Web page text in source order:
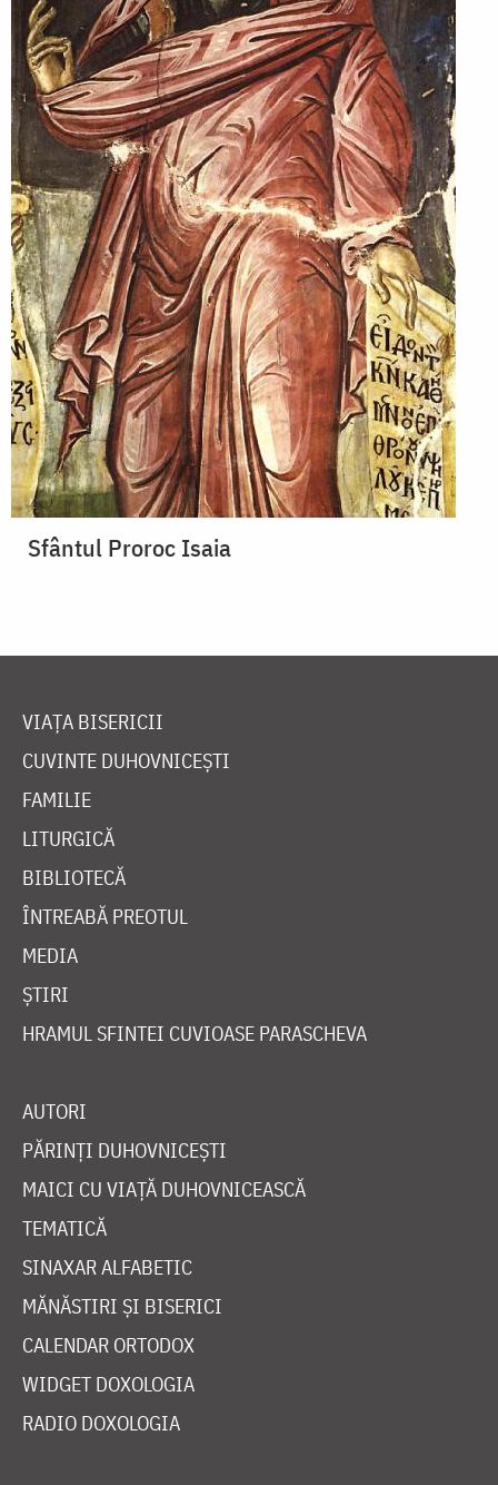
Sfântul Proroc Isaia
VIAȚA BISERICII
CUVINTE DUHOVNICEȘTI
FAMILIE
LITURGICĂ
BIBLIOTECĂ
ÎNTREABĂ PREOTUL
MEDIA
ȘTIRI
HRAMUL SFINTEI CUVIOASE PARASCHEVA
AUTORI
PĂRINȚI DUHOVNICEȘTI
MAICI CU VIAȚĂ DUHOVNICEASCĂ
TEMATICĂ
SINAXAR ALFABETIC
MĂNĂSTIRI ȘI BISERICI
CALENDAR ORTODOX
WIDGET DOXOLOGIA
RADIO DOXOLOGIA